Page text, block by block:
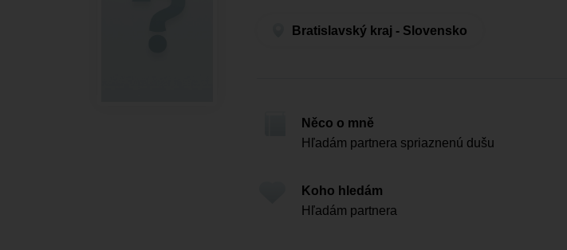
Bratislavský kraj - Slovensko
Něco o mně
Hľadám partnera spriaznenú dušu
Koho hledám
Hľadám partnera